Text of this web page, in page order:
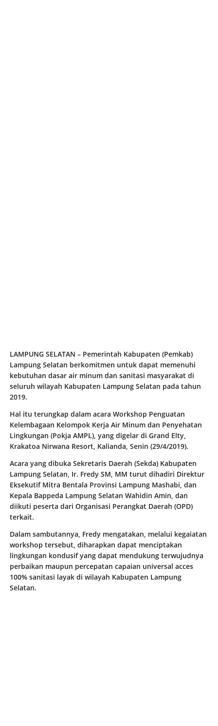
LAMPUNG SELATAN – Pemerintah Kabupaten (Pemkab)
Lampung Selatan berkomitmen untuk dapat memenuhi
kebutuhan dasar air minum dan sanitasi masyarakat di
seluruh wilayah Kabupaten Lampung Selatan pada tahun
2019.
Hal itu terungkap dalam acara Workshop Penguatan
Kelembagaan Kelompok Kerja Air Minum dan Penyehatan
Lingkungan (Pokja AMPL), yang digelar di Grand Elty,
Krakatoa Nirwana Resort, Kalianda, Senin (29/4/2019).
Acara yang dibuka Sekretaris Daerah (Sekda) Kabupaten
Lampung Selatan, Ir. Fredy SM, MM turut dihadiri Direktur
Eksekutif Mitra Bentala Provinsi Lampung Mashabi, dan
Kepala Bappeda Lampung Selatan Wahidin Amin, dan
diikuti peserta dari Organisasi Perangkat Daerah (OPD)
terkait.
Dalam sambutannya, Fredy mengatakan, melalui kegaiatan
workshop tersebut, diharapkan dapat menciptakan
lingkungan kondusif yang dapat mendukung terwujudnya
perbaikan maupun percepatan capaian universal acces
100% sanitasi layak di wilayah Kabupaten Lampung
Selatan.